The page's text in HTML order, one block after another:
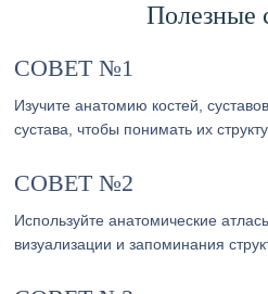
Полезные
СОВЕТ №1
Изучите анатомию костей,
сустава, чтобы понимать их
СОВЕТ №2
Используйте анатомические
визуализации и запоминания